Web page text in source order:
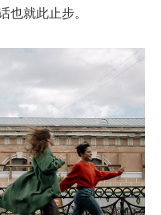
就此止步。